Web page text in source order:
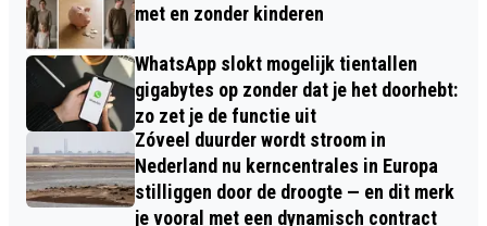
met en zonder kinderen
WhatsApp slokt mogelijk tientallen
gigabytes op zonder dat je het doorhebt:
zo zet je de functie uit
Zóveel duurder wordt stroom in
Nederland nu kerncentrales in Europa
stilliggen door de droogte — en dit merk
je vooral met een dynamisch contract